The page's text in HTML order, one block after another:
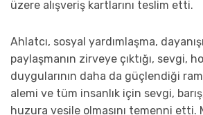
üzere alışveriş kartlarını teslim etti.
Ahlatcı, sosyal yardımlaşma,
paylaşmanın zirveye çıktığı, sevgi,
duygularının daha da güçlendiği
alemi ve tüm insanlık için sevgi,
huzura vesile olmasını temenni etti.